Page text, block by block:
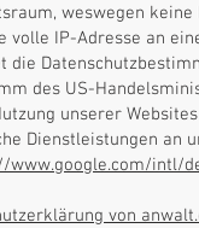
weswegen
volle IP-Adresse an
die
des US-
unserer
Dienstleistungen an
www.google.com/intl/
von